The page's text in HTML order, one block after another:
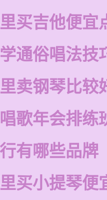
买吉他便宜
通俗唱法技
卖钢琴比较
歌年会排练
有哪些品牌
买小提琴便